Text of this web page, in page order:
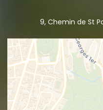
9, Chemin de St